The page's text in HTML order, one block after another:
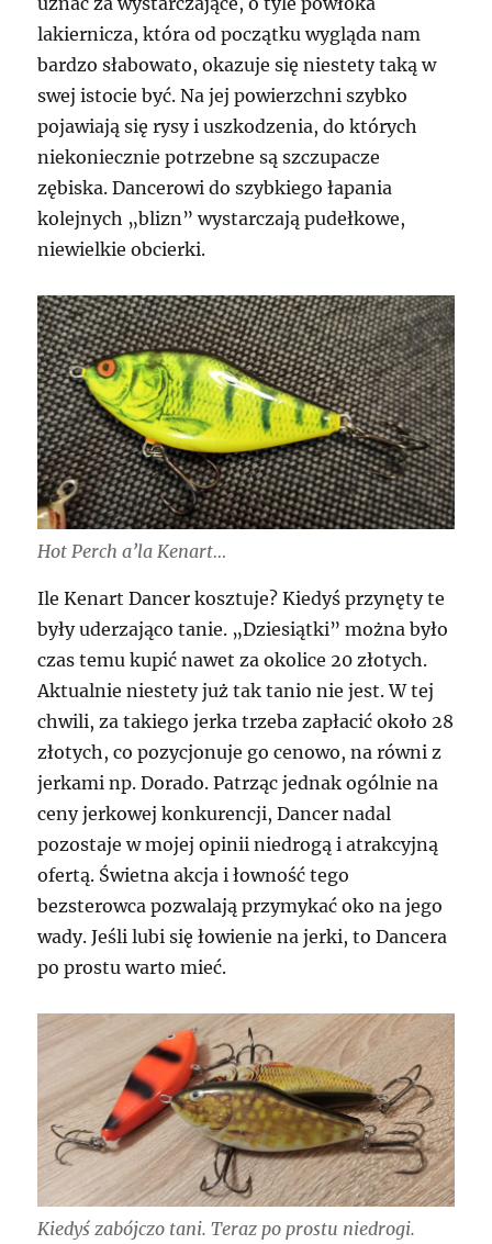
lakiernicza, która od początku wygląda nam
bardzo słabowato, okazuje się niestety taką w
swej istocie być. Na jej powierzchni szybko
pojawiają się rysy i uszkodzenia, do których
niekoniecznie potrzebne są szczupacze
zębiska. Dancerowi do szybkiego łapania
kolejnych „blizn” wystarczają pudełkowe,
niewielkie obcierki.
Hot Perch a’la Kenart…
Ile Kenart Dancer kosztuje? Kiedyś przynęty te
były uderzająco tanie. „Dziesiątki” można było
czas temu kupić nawet za okolice 20 złotych.
Aktualnie niestety już tak tanio nie jest. W tej
chwili, za takiego jerka trzeba zapłacić około 28
złotych, co pozycjonuje go cenowo, na równi z
jerkami np. Dorado. Patrząc jednak ogólnie na
ceny jerkowej konkurencji, Dancer nadal
pozostaje w mojej opinii niedrogą i atrakcyjną
ofertą. Świetna akcja i łowność tego
bezsterowca pozwalają przymykać oko na jego
wady. Jeśli lubi się łowienie na jerki, to Dancera
po prostu warto mieć.
Kiedyś zabójczo tani. Teraz po prostu niedrogi.